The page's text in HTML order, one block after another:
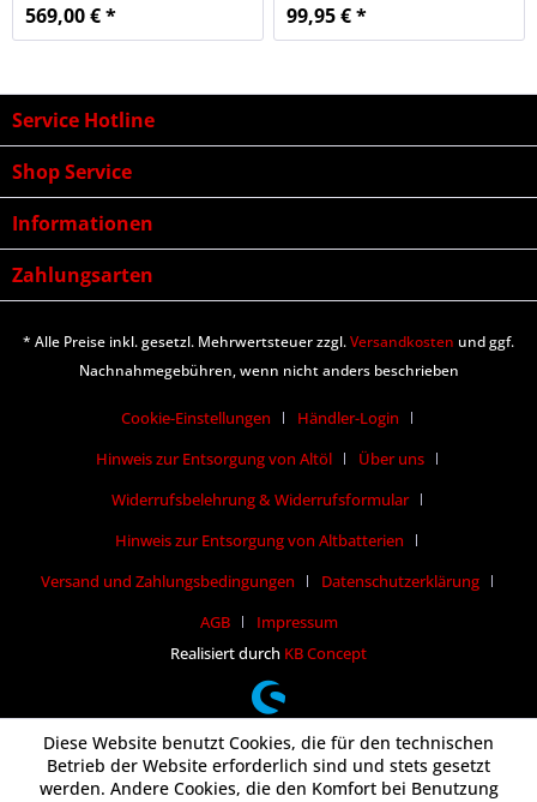
569,00 € * 99,95 € *
Service Hotline
Shop Service
Informationen
Zahlungsarten
* Alle Preise inkl. gesetzl. Mehrwertsteuer zzgl.Versandkosten und ggf.
Nachnahmegebühren, wenn nicht anders beschrieben
Cookie-Einstellungen
Händler-Login
Hinweis zur Entsorgung von Altöl
Über uns
Widerrufsbelehrung & Widerrufsformular
Hinweis zur Entsorgung von Altbatterien
Versand und Zahlungsbedingungen
Datenschutzerklärung
AGB
Impressum
Realisiert durch KB Concept
Diese Website benutzt Cookies, die für den technischen
Betrieb der Website erforderlich sind und stets gesetzt
werden. Andere Cookies, die den Komfort bei Benutzung